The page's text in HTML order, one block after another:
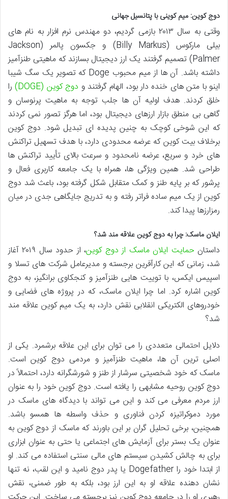
دوج کوین: میم کوینی با پتانسیل جهانی
وقتی به سال ۲۰۱۳ بازمی گردیم، دو مهندس نرم افزار به نام های
بیلی مارکوس (Billy Markus) و جکسون پالمر (Jackson
Palmer) تصمیم گرفتند یک ارز دیجیتال بسازند که ماهیتی طنزآمیز
داشته باشد. آن ها از میم محبوب Doge که تصویر یک سگ شیبا
اینو با متن های خنده دار بود، الهام گرفتند و دوج کوین (DOGE)
را
خلق کردند. هدف اولیه آن ها جلب توجه به ماهیت پرنوسان و
گاهی بی منطق بازار ارزهای دیجیتال بود، اما هرگز تصور نمی کردند
که این شوخی کوچک به چنین پدیده ای تبدیل شود. دوج کوین
برخلاف بیت کوین که عرضه محدودی دارد، با هدف تسهیل تراکنش
های خرد و سریع، عرضه نامحدود و سرعت بالای تأیید تراکنش ها
طراحی شد. همین ویژگی ها، همراه با یک جامعه کاربری فعال و
پرشور که بر پایه طنز و کمک متقابل شکل گرفته بود، باعث شد دوج
کوین از یک میم ساده فراتر رفته و به تدریج جایگاهی جدی در میان
رمزارزها پیدا کند.
ایلان ماسک: چرا به دوج کوین علاقه مند شد؟
داستان حمایت ایلان ماسک از دوج کوین
، از حدود سال ۲۰۱۹ آغاز
شد، زمانی که این کارآفرین برجسته و مدیرعامل شرکت های تسلا و
اسپیس ایکس، با توییت هایی طنزآمیز و کنجکاوی برانگیز، به دوج
کوین اشاره کرد. اما چرا ایلان ماسک، که در پروژه های فضایی و
خودروهای الکتریکی انقلابی نقش دارد، به یک میم کوین علاقه مند
شد؟
دلایل احتمالی متعددی را می توان برای این علاقه برشمرد. یکی از
اصلی ترین آن ها، ماهیت طنزآمیز و مردمی دوج کوین است.
ماسک که خود شخصیتی سرشار از طنز و شورشگرانه دارد، احتمالاً در
دوج کوین روحیه مشابهی را یافته است. دوج کوین خود را به عنوان
ارز مردم معرفی می کند و این می تواند با دیدگاه های ماسک در
مورد دموکراتیزه کردن فناوری و حذف واسطه ها همسو باشد.
همچنین، برخی تحلیل گران بر این باورند که ماسک از دوج کوین به
عنوان یک بستر برای آزمایش های اجتماعی یا حتی به عنوان ابزاری
برای به چالش کشیدن سیستم های مالی سنتی استفاده می کند. او
از ابتدا خود را Dogefather یا پدر دوج نامید و این لقب، نه تنها
نشان دهنده علاقه او به این ارز بود، بلکه به طور ضمنی، نقش